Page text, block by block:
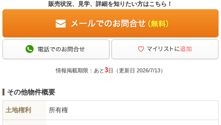
販売状況、見学、詳細を知りたい方はこちら！
情報掲載期限：あと3日（更新日 2026/7/13）
その他物件概要
土地権利 所有権